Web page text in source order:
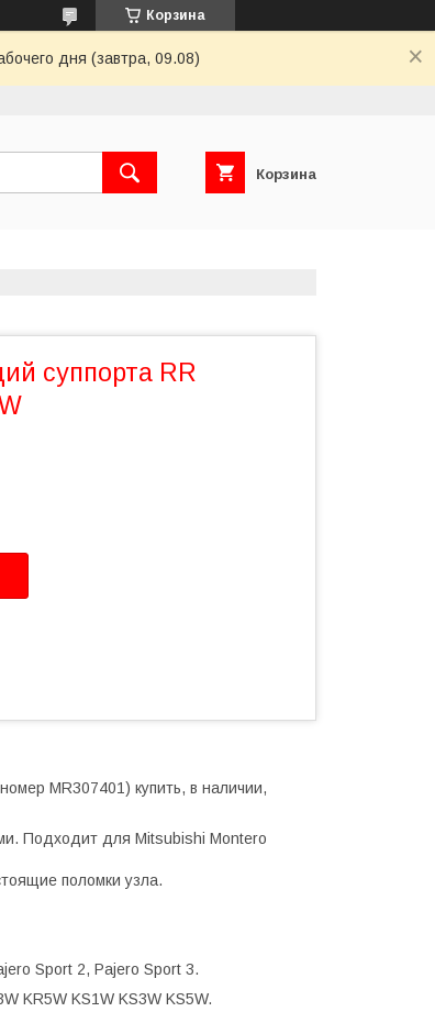
Корзина
дня (завтра, 09.08)
Корзина
суппорта RR
MR307401) купить, в наличии,
Подходит для Mitsubishi Montero
поломки узла.
Sport 2, Pajero Sport 3.
KR5W KS1W KS3W KS5W.